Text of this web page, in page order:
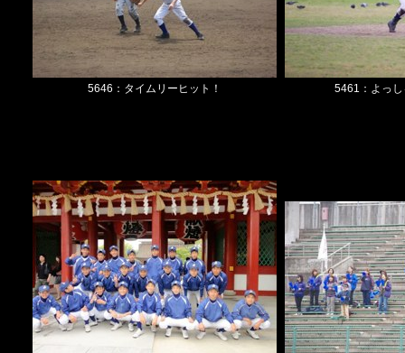
5646：タイムリーヒット！ 5461：よっ